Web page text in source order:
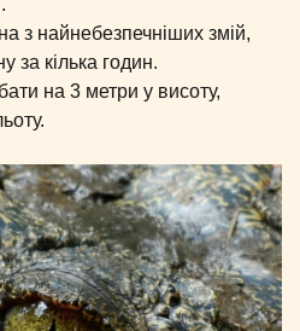
з найнебезпечніших змій,
за кілька годин.
на 3 метри у висоту,